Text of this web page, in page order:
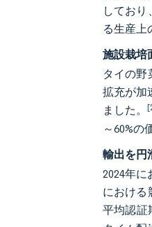
してお
る生産上
施設栽培
タイの野
拡充が加
ました。
～60%の
輸出を円
2024年
における
平均認証